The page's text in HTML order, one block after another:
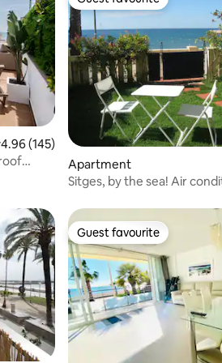
out of 5 average rating, 145 reviews
4.96 (145)
Guest favourite
Apartment
Sitges, by the sea! Air
Guest favourite
Guest favourite